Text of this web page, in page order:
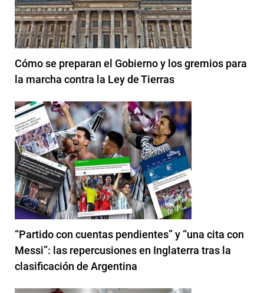
Cómo se preparan el Gobierno y los gremios para
la marcha contra la Ley de Tierras
“Partido con cuentas pendientes” y “una cita con
Messi”: las repercusiones en Inglaterra tras la
clasificación de Argentina